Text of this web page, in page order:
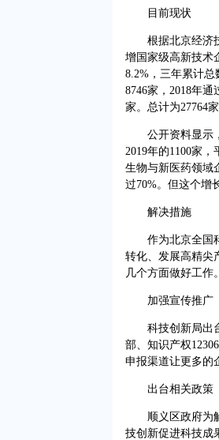
目前现状
根据北京经济技
增国家级高新技术
8.2%，三年累计总
8746家，2018年
家。总计为27764家
公开资料显示，
2019年的1100家
生物与新医药领域
过70%。但这个增
解决措施
作为北京全国科
转化、发展高精尖
几个方面做好工作。
加强宣传推广
科技创新局出台
部、知识产权
申报渠道让更多的
出台相关政策
顺义区政府为解
技创新促进科技成